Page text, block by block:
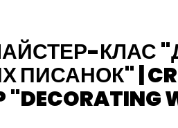
КЛАС
ПИСАНОК" |
"DECORATING